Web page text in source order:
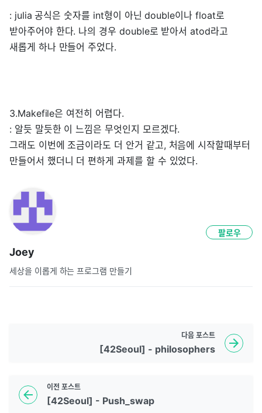
: julia 공식은 숫자를 int형이 아닌 double이나 float로
받아주어야 한다. 나의 경우 double로 받아서 atod라고
새롭게 하나 만들어 주었다.
3.Makefile은 여전히 어렵다.
: 알듯 말듯한 이 느낌은 무엇인지 모르겠다.
그래도 이번에 조금이라도 더 안거 같고, 처음에 시작할때부터
만들어서 했더니 더 편하게 과제를 할 수 있었다.
Joey
세상을 이롭게 하는 프로그램 만들기
팔로우
이전 포스트
[42Seoul] - Push_swap
다음 포스트
[42Seoul] - philosophers